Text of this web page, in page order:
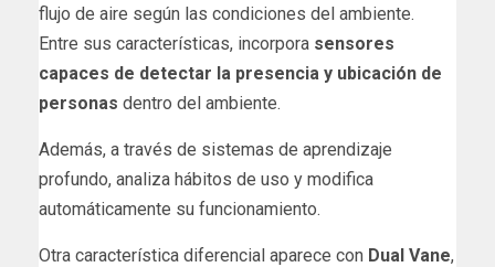
flujo de aire según las condiciones del ambiente.
Entre sus características, incorpora sensores
capaces de detectar la presencia y ubicación de
personas dentro del ambiente.
Además, a través de sistemas de aprendizaje
profundo, analiza hábitos de uso y modifica
automáticamente su funcionamiento.
Otra característica diferencial aparece con Dual Vane,